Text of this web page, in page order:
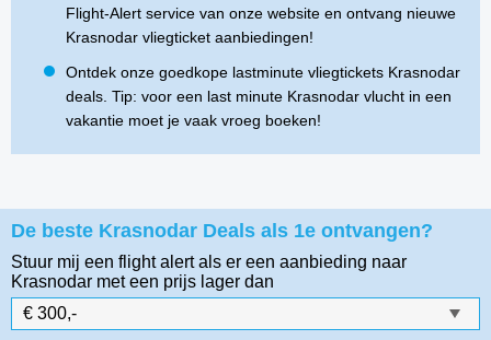
Flight-Alert service van onze website en ontvang nieuwe
Krasnodar vliegticket aanbiedingen!
Ontdek onze goedkope lastminute vliegtickets Krasnodar
deals. Tip: voor een last minute Krasnodar vlucht in een
vakantie moet je vaak vroeg boeken!
De beste Krasnodar Deals als 1e ontvangen?
Stuur mij een flight alert als er een aanbieding naar
Krasnodar met een prijs lager dan